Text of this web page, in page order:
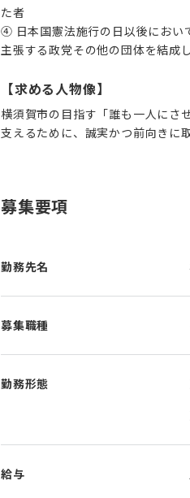
た者
④ 日本国憲法施行の日以後におい
主張する政党その他の団体を結成
【求める人物像】
横須賀市の目指す「誰も一人にさ
支えるために、誠実かつ前向きに
募集要項
勤務先名
募集職種
勤務形態
給与